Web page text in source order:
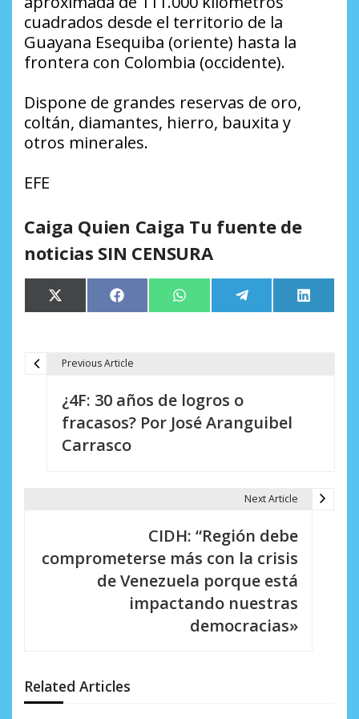
cuadrados desde el territorio de la
Guayana Esequiba (oriente) hasta la
frontera con Colombia (occidente).
Dispone de grandes reservas de oro,
coltán, diamantes, hierro, bauxita y
otros minerales.
EFE
Caiga Quien Caiga Tu fuente de
noticias SIN CENSURA
Compartir
en
X
(Twitter)
Compartir
en
Facebook Compartir
en
WhatsApp Compartir
en
Telegram
en
LinkedIn
e
Previous Article
¿4F: 30 años de logros o
fracasos? Por José Aranguibel
Carrasco
Next Article
CIDH: “Región debe
comprometerse más con la crisis
de Venezuela porque está
impactando nuestras
democracias»
Related Articles